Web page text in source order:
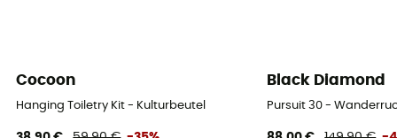
Cocoon
Hanging Toiletry Kit - Kulturbeutel
Black Diamond
Pursuit 30 -